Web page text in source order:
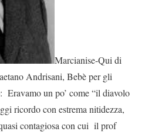
Marcianise-Qui di
Andrisani, Bebè per gli
Eravamo un po’ come “il diavolo
ricordo con estrema nitidezza,
contagiosa con cui il prof